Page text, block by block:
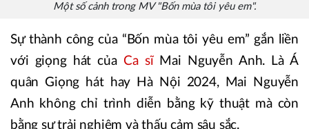
Một số cảnh trong MV "Bốn mùa tôi yêu em".
Sự thành công của “Bốn mùa tôi yêu em” gắn liền
với giọng hát của Ca sĩMai Nguyễn Anh. Là Á
quân Giọng hát hay Hà Nội 2024, Mai Nguyễn
Anh không chỉ trình diễn bằng kỹ thuật mà còn
bằng sự trải nghiệm và thấu cảm sâu sắc.